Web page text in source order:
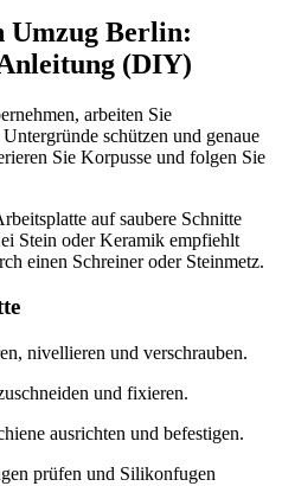
Umzug Berlin:
(DIY)
arbeiten Sie
schützen und genaue
Sie Korpusse und folgen Sie
auf saubere Schnitte
Stein oder Keramik empfiehlt
einen Schreiner oder Steinmetz.
nivellieren und verschrauben.
und fixieren.
ausrichten und befestigen.
prüfen und Silikonfugen